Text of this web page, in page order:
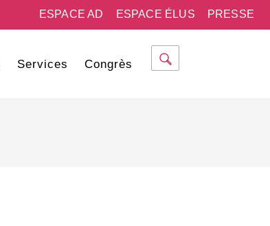
PRESSE
ESPACE ÉLUS
ESPACE AD
Services Congrès